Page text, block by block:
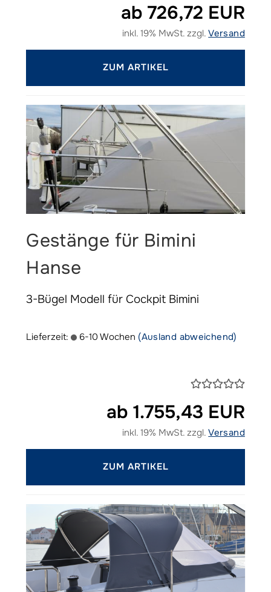
ab 726,72 EUR
inkl. 19% MwSt. zzgl.Versand
ZUM ARTIKEL
Gestänge für Bimini
Hanse
3-Bügel Modell für Cockpit Bimini
Lieferzeit: 6-10 Wochen (Ausland abweichend)
ab 1.755,43 EUR
inkl. 19% MwSt. zzgl.Versand
ZUM ARTIKEL